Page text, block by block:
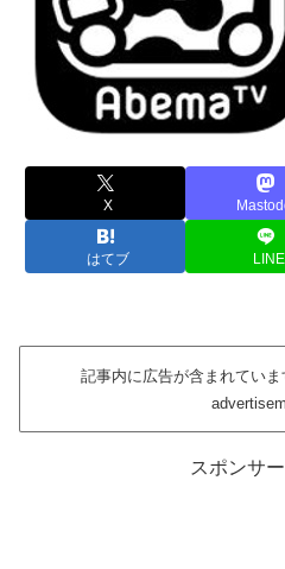
X
はてブ LINE
記事内に広告が含まれてい
スポンサ